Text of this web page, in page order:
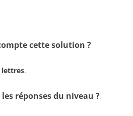
cette solution ?
lettres.
réponses du niveau ?